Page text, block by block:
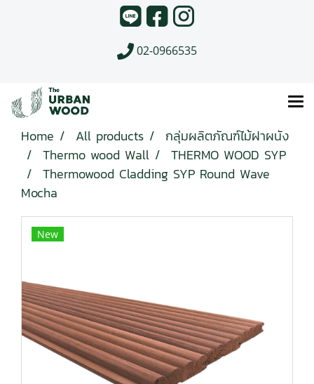
02-0966535
Home All products
กลุ่มผลิตภัณฑ์ไม้ฝาผนัง
Thermo wood Wall
THERMO WOOD SYP
Thermowood Cladding SYP Round Wave
Mocha
New